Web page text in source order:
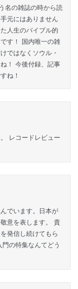
名の雑誌の時から読
元にはありません
人生のバイブル的
す！ 国内唯一の雑
ではなくソウル・
！ 今後付録、記事
ね！
レコードレビュー
でいます。日本が
意を表します。 貴
発信し続けてもら
の特集なんてどう